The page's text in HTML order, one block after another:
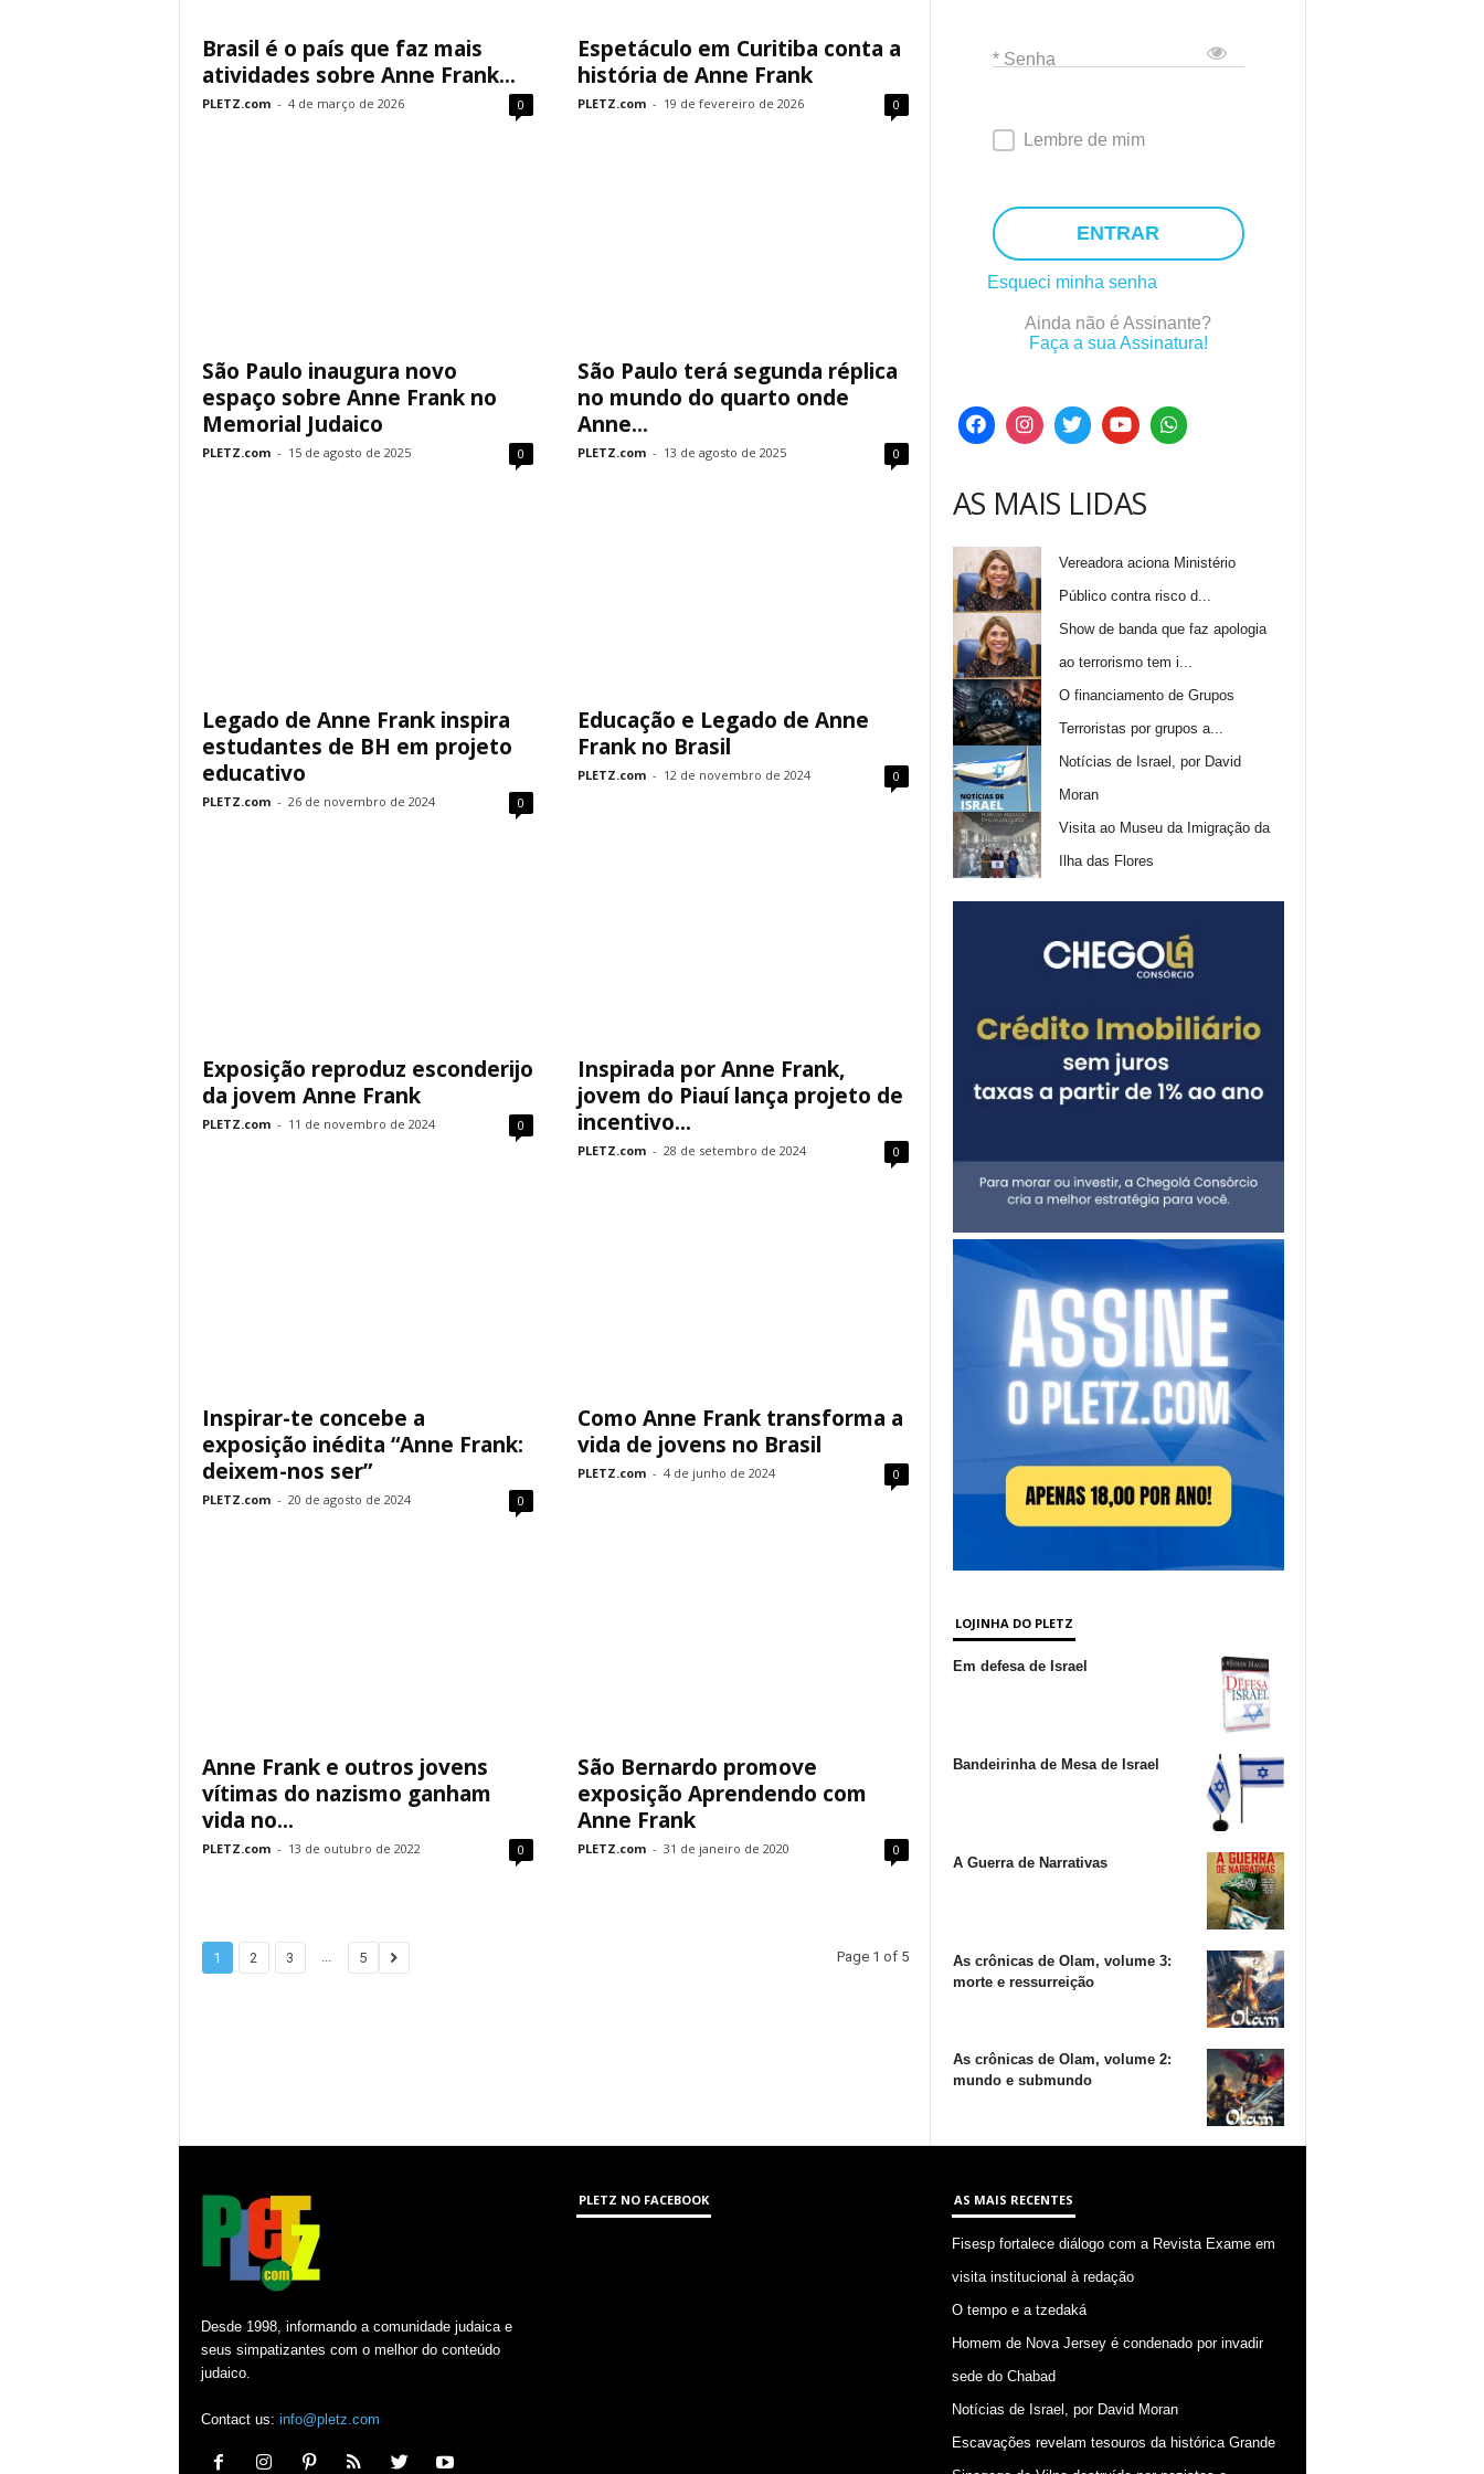
Brasil é o país que faz mais
atividades sobre Anne Frank...
PLETZ.com - 4 de março de 2026 0
Espetáculo em Curitiba conta a
história de Anne Frank
PLETZ.com - 19 de fevereiro de 2026 0
São Paulo inaugura novo
espaço sobre Anne Frank no
Memorial Judaico
PLETZ.com - 15 de agosto de 2025 0
São Paulo terá segunda réplica
no mundo do quarto onde
Anne...
PLETZ.com - 13 de agosto de 2025 0
Legado de Anne Frank inspira
estudantes de BH em projeto
educativo
PLETZ.com - 26 de novembro de 2024 0
Educação e Legado de Anne
Frank no Brasil
PLETZ.com - 12 de novembro de 2024 0
Exposição reproduz esconderijo
da jovem Anne Frank
PLETZ.com - 11 de novembro de 2024 0
Inspirada por Anne Frank,
jovem do Piauí lança projeto de
incentivo...
PLETZ.com - 28 de setembro de 2024 0
Inspirar-te concebe a
exposição inédita “Anne Frank:
deixem-nos ser”
PLETZ.com - 20 de agosto de 2024 0
Como Anne Frank transforma a
vida de jovens no Brasil
PLETZ.com - 4 de junho de 2024 0
Anne Frank e outros jovens
vítimas do nazismo ganham
vida no...
PLETZ.com - 13 de outubro de 2022 0
São Bernardo promove
exposição Aprendendo com
Anne Frank
PLETZ.com - 31 de janeiro de 2020 0
1 2 3 ... 5 Page 1 of 5
* Senha
Lembre de mim
ENTRAR
Esqueci minha senha
Ainda não é Assinante?
Faça a sua Assinatura!
AS MAIS LIDAS
Vereadora aciona Ministério
Público contra risco d...
Show de banda que faz apologia
ao terrorismo tem i...
O financiamento de Grupos
Terroristas por grupos a...
Notícias de Israel, por David
Moran
Visita ao Museu da Imigração da
Ilha das Flores
LOJINHA DO PLETZ
Em defesa de Israel
Bandeirinha de Mesa de Israel
A Guerra de Narrativas
As crônicas de Olam, volume 3:
morte e ressurreição
As crônicas de Olam, volume 2:
mundo e submundo
Desde 1998, informando a comunidade judaica e
seus simpatizantes com o melhor do conteúdo
judaico.
Contact us: info@pletz.com
PLETZ NO FACEBOOK AS MAIS RECENTES
Fisesp fortalece diálogo com a Revista Exame em
visita institucional à redação
O tempo e a tzedaká
Homem de Nova Jersey é condenado por invadir
sede do Chabad
Notícias de Israel, por David Moran
Escavações revelam tesouros da histórica Grande